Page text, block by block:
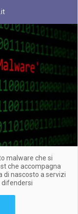
malware che si
che accompagna
di nascosto a servizi
difendersi